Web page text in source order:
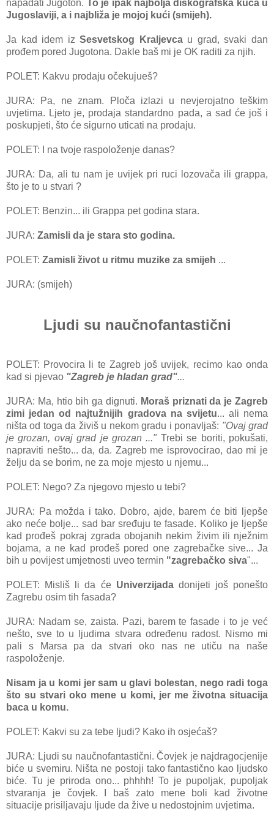
napadati Jugoton.
To je ipak najbolja diskografska kuća u
Jugoslaviji, a i najbliža je mojoj kući (smijeh).
Ja kad idem izSesvetskog Kraljevcau grad, svaki dan
prođem pored Jugotona. Dakle baš mi je OK raditi za njih.
POLET: Kakvu prodaju očekujueš?
JURA: Pa, ne znam. Ploča izlazi u nevjerojatno teškim
uvjetima. Ljeto je, prodaja standardno pada, a sad će još i
poskupjeti, što će sigurno uticati na prodaju.
POLET: I na tvoje raspoloženje danas?
JURA: Da, ali tu nam je uvijek pri ruci lozovača ili grappa,
što je to u stvari ?
POLET: Benzin... ili Grappa pet godina stara.
JURA: Zamisli da je stara sto godina.
POLET: Zamisli život u ritmu muzike za smijeh ...
JURA: (smijeh)
Ljudi su naučnofantastični
POLET: Provocira li te Zagreb još uvijek, recimo kao onda
kad si pjevao "Zagreb je hladan grad"...
JURA: Ma, htio bih ga dignuti. Moraš priznati da je Zagreb
zimi jedan od najtužnijih gradova na svijetu... ali nema
ništa od toga da živiš u nekom gradu i ponavljaš: "Ovaj grad
je grozan, ovaj grad je grozan ..." Trebi se boriti, pokušati,
napraviti nešto... da, da. Zagreb me isprovocirao, dao mi je
želju da se borim, ne za moje mjesto u njemu...
POLET: Nego? Za njegovo mjesto u tebi?
JURA: Pa možda i tako. Dobro, ajde, barem će biti ljepše
ako neće bolje... sad bar sređuju te fasade. Koliko je ljepše
kad prođeš pokraj zgrada obojanih nekim živim ili nježnim
bojama, a ne kad prođeš pored one zagrebačke sive... Ja
bih u povijest umjetnosti uveo termin "zagrebačko siva"...
POLET: Misliš li da će Univerzijadadonijeti još ponešto
Zagrebu osim tih fasada?
JURA: Nadam se, zaista. Pazi, barem te fasade i to je već
nešto, sve to u ljudima stvara određenu radost. Nismo mi
pali s Marsa pa da stvari oko nas ne utiču na naše
raspoloženje.
Nisam ja u komi jer sam u glavi bolestan, nego radi toga
što su stvari oko mene u komi, jer me životna situacija
baca u komu.
POLET: Kakvi su za tebe ljudi? Kako ih osjećaš?
JURA: Ljudi su naučnofantastični. Čovjek je najdragocjenije
biće u svemiru. Ništa ne postoji tako fantastično kao ljudsko
biće. Tu je priroda ono... phhhh! To je pupoljak, pupoljak
stvaranja je čovjek. I baš zato mene boli kad životne
situacije prisiljavaju ljude da žive u nedostojnim uvjetima.